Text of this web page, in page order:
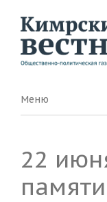
Menu
Меню
22